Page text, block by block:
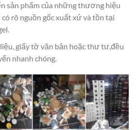
sản phẩm của những thương hiệu
rõ nguồn gốc xuất xứ và tồn tại
giấy tờ văn bản hoặc thư tư,đều
nhanh chóng.